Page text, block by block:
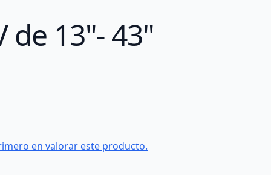
de 13"- 43"
en valorar este producto.